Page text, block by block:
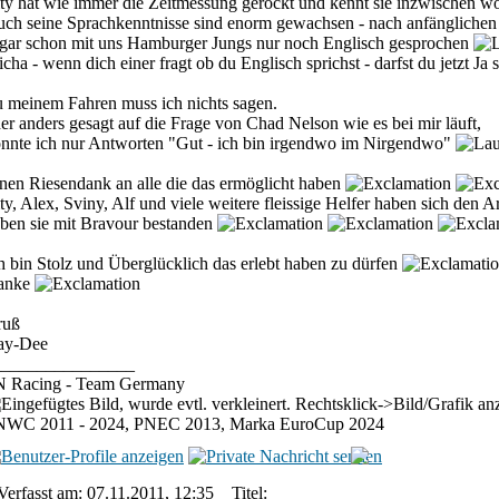
seine Sprachkenntnisse sind enorm gewachsen - nach
schon mit uns Hamburger Jungs nur noch Englisch gesprochen
- wenn dich einer fragt ob du Englisch sprichst - darfst du jetzt Ja
meinem Fahren muss ich nichts sagen.
anders gesagt auf die Frage von Chad Nelson wie es bei mir läuft,
ich nur Antworten "Gut - ich bin irgendwo im Nirgendwo"
Riesendank an alle die das ermöglicht haben
Alex, Sviny, Alf und viele weitere fleissige Helfer haben sich den
sie mit Bravour bestanden
bin Stolz und Überglücklich das erlebt haben zu dürfen
Dee
Racing - Team Germany
2011 - 2024, PNEC 2013, Marka EuroCup 2024
am: 07.11.2011, 12:35 Titel: